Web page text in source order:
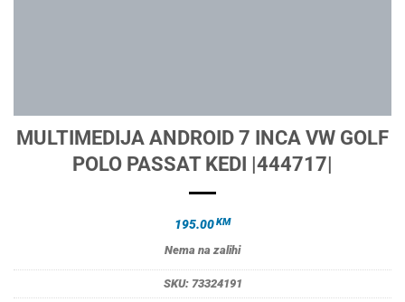
MULTIMEDIJA ANDROID 7 INCA VW GOLF
POLO PASSAT KEDI |444717|
195.00KM
Nema na zalihi
SKU: 73324191